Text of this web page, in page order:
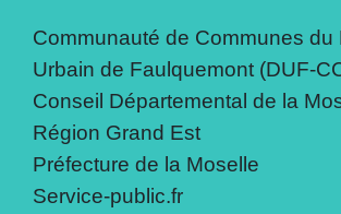
Communauté de Communes du
Urbain de Faulquemont (DUF-
Conseil Départemental de la
Région Grand Est
Préfecture de la Moselle
Service-public.fr